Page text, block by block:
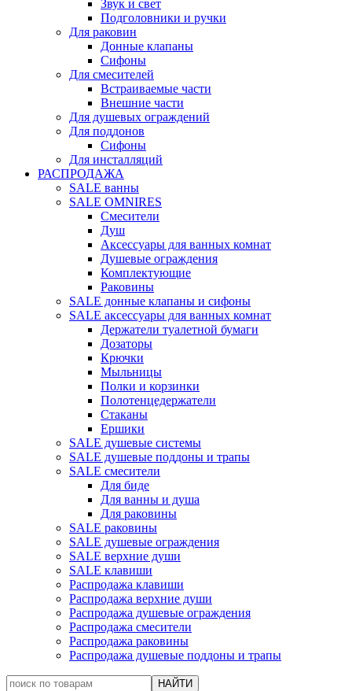
Звук и свет
Подголовники и ручки
Для раковин
Донные клапаны
Сифоны
Для смесителей
Встраиваемые части
Внешние части
Для душевых ограждений
Для поддонов
Сифоны
Для инсталляций
РАСПРОДАЖА
SALE ванны
SALE OMNIRES
Смесители
Душ
Аксессуары для ванных комнат
Душевые ограждения
Комплектующие
Раковины
SALE донные клапаны и сифоны
SALE аксессуары для ванных комнат
Держатели туалетной бумаги
Дозаторы
Крючки
Мыльницы
Полки и корзинки
Полотенцедержатели
Стаканы
Ершики
SALE душевые системы
SALE душевые поддоны и трапы
SALE смесители
Для биде
Для ванны и душа
Для раковины
SALE раковины
SALE душевые ограждения
SALE верхние души
SALE клавиши
Распродажа клавиши
Распродажа верхние души
Распродажа душевые ограждения
Распродажа смесители
Распродажа раковины
Распродажа душевые поддоны и трапы